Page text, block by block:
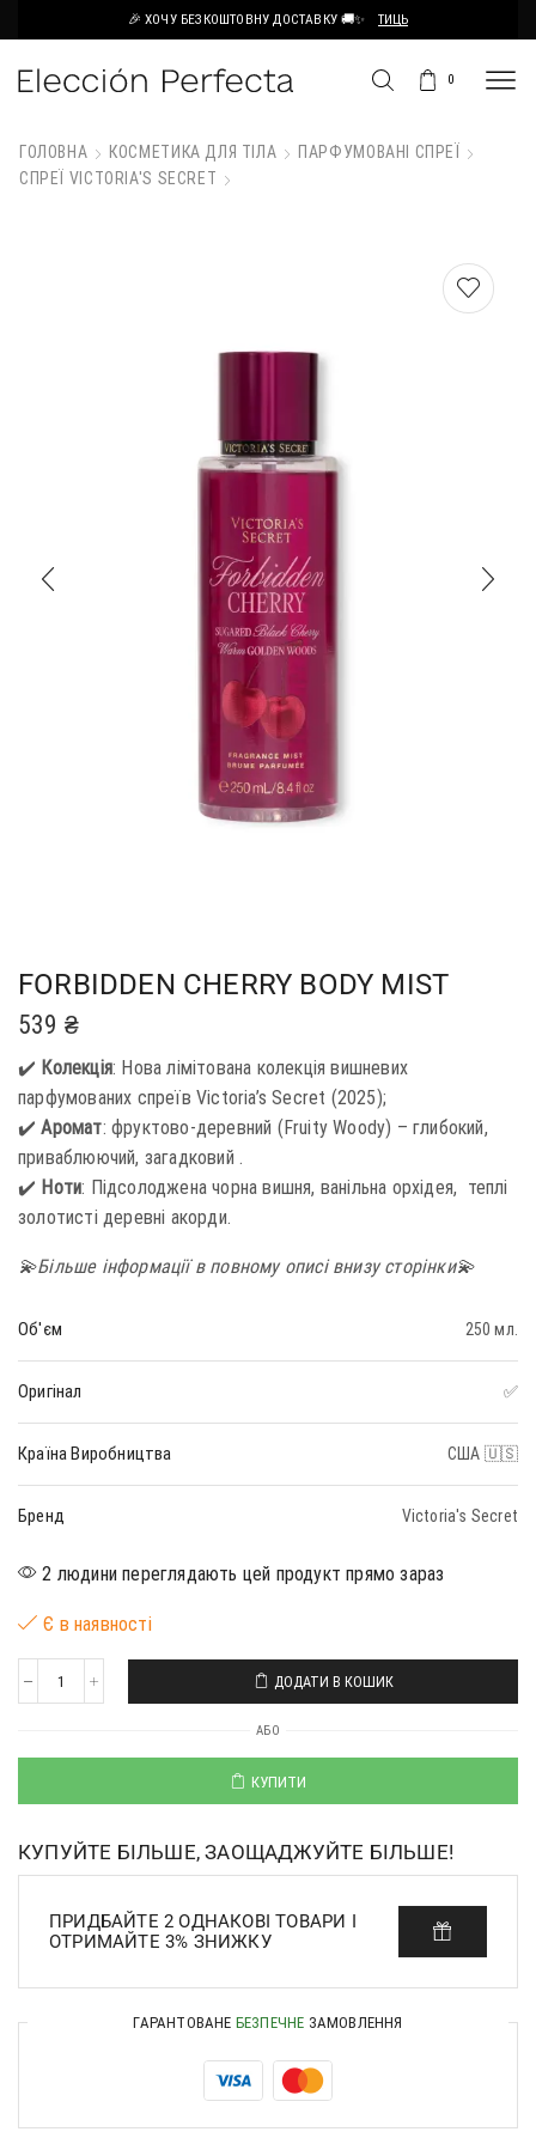
🎉 ХОЧУ БЕЗКОШТОВНУ ДОСТАВКУ 🚚✨ ТИЦЬ
0
ГОЛОВНА КОСМЕТИКА ДЛЯ ТІЛА
ПАРФУМОВАНІ СПРЕЇ
СПРЕЇ VICTORIA'S SECRET
FORBIDDEN CHERRY BODY MIST
539 ₴
✔️ Колекція: Нова лімітована колекція вишневих
парфумованих спреїв Victoria’s Secret (2025);
✔️Аромат: фруктово-деревний (Fruity Woody) – глибокий,
приваблюючий, загадковий .
✔️ Ноти: Підсолоджена чорна вишня, ванільна орхідея, теплі
золотисті деревні акорди.
💫Більше інформації в повному описі внизу сторінки💫
Об'єм 250 мл.
Оригінал ✅
Країна Виробництва США 🇺🇸
Бренд Victoria's Secret
2 людини переглядають цей продукт прямо зараз
Є в наявності
ДОДАТИ В КОШИК
АБО
КУПИТИ
КУПУЙТЕ БІЛЬШЕ, ЗАОЩАДЖУЙТЕ БІЛЬШЕ!
ПРИДБАЙТЕ 2 ОДНАКОВІ ТОВАРИ І
ОТРИМАЙТЕ 3% ЗНИЖКУ
ГАРАНТОВАНЕ БЕЗПЕЧНЕ ЗАМОВЛЕННЯ